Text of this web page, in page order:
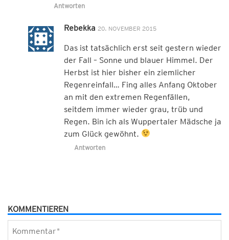
Antworten
Rebekka 20. NOVEMBER 2015
Das ist tatsächlich erst seit gestern wieder
der Fall – Sonne und blauer Himmel. Der
Herbst ist hier bisher ein ziemlicher
Regenreinfall… Fing alles Anfang Oktober
an mit den extremen Regenfällen,
seitdem immer wieder grau, trüb und
Regen. Bin ich als Wuppertaler Mädsche ja
zum Glück gewöhnt.
Antworten
KOMMENTIEREN